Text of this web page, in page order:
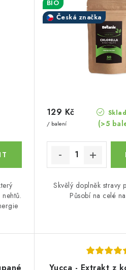
BIO
Česká značka
(>5
129 Kč
/ balení
Skvělý doplněk stravy
Působí na celé
Yucca - Extrakt z